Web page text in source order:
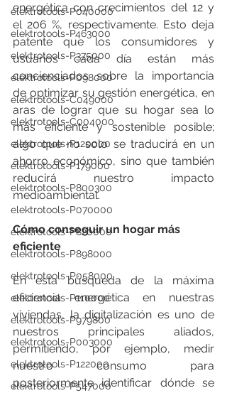
elektrotools-P040000
elektrotools-P463000
elektrotools-P375000
elektrotools-P098000
elektrotools-C049000
elektrotools-C004000
elektrotools-P120000
elektrotools-P179000
elektrotools-P800300
elektrotools-P070000
elektrotools-P820000
elektrotools-P898000
elektrotools-P058000
elektrotools-P110000
elektrotools-P979800
elektrotools-P003000
elektrotools-P122000
elektrotools-P547000
energética con crecimientos del 12 y
el 206 %, respectivamente. Esto deja
patente que los consumidores y
usuarios cada día están más
concienciados sobre la importancia
de optimizar su gestión energética, en
aras de lograr que su hogar sea lo
más eficiente y sostenible posible;
algo que no solo se traducirá en un
ahorro económico, sino que también
reducirá nuestro impacto
medioambiental.
Cómo conseguir un hogar más
eficiente
En esta búsqueda de la máxima
eficiencia energética en nuestras
viviendas, la digitalización es uno de
nuestros principales aliados,
permitiendo, por ejemplo, medir
nuestro consumo para
posteriormente identificar dónde se